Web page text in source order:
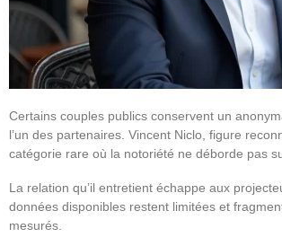
Certains couples publics conservent un
l’un des partenaires. Vincent Niclo, figure
catégorie rare où la notoriété ne déborde pas
La relation qu’il entretient échappe aux
données disponibles restent limitées et
mesurés.